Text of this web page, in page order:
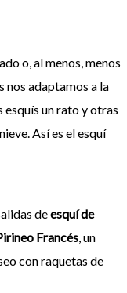
o, al menos, menos
nos adaptamos a la
esquís un rato y otras
Así es el esquí
deesquí de
Francés, un
con raquetas de